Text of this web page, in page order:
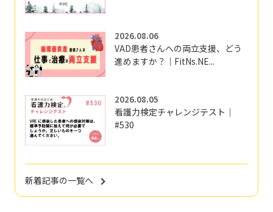
2026.08.06
VAD患者さんへの両立支援、どう
進めますか？｜FitNs.NE...
2026.08.05
看護力検定チャレンジテスト｜
#530
新着記事の一覧へ